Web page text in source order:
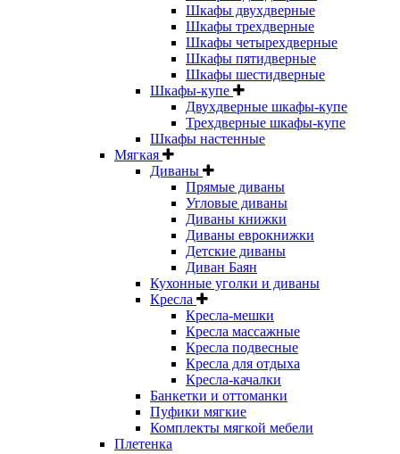
Шкафы двухдверные
Шкафы трехдверные
Шкафы четырехдверные
Шкафы пятидверные
Шкафы шестидверные
Шкафы-купе
Двухдверные шкафы-купе
Трехдверные шкафы-купе
Шкафы настенные
Мягкая
Диваны
Прямые диваны
Угловые диваны
Диваны книжки
Диваны еврокнижки
Детские диваны
Диван Баян
Кухонные уголки и диваны
Кресла
Кресла-мешки
Кресла массажные
Кресла подвесные
Кресла для отдыха
Кресла-качалки
Банкетки и оттоманки
Пуфики мягкие
Комплекты мягкой мебели
Плетенка